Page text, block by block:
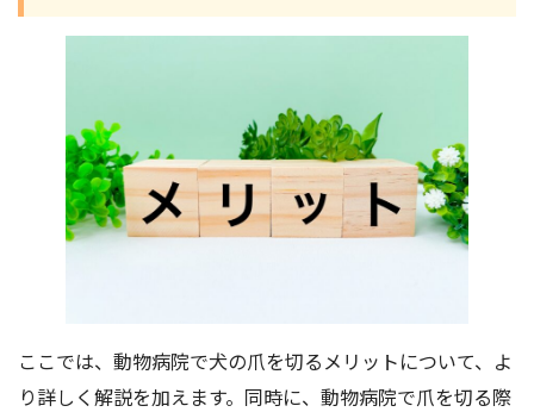
ここでは、動物病院で犬の爪を切るメリットについて、よ
り詳しく解説を加えます。同時に、動物病院で爪を切る際